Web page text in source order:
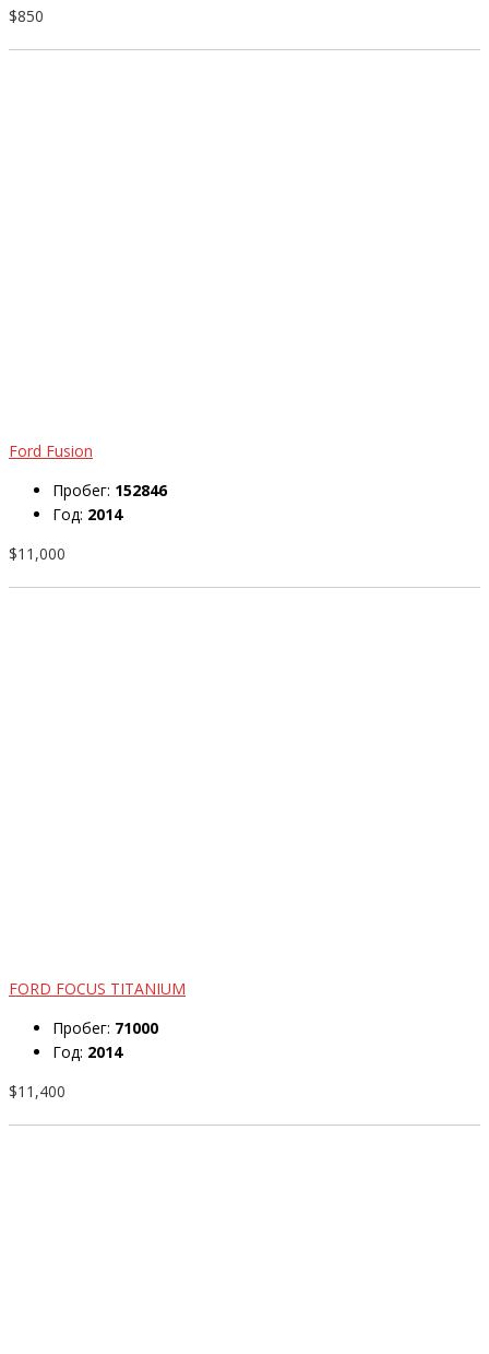
$850
Ford Fusion
Пробег: 152846
Год: 2014
$11,000
FORD FOCUS TITANIUM
Пробег: 71000
Год: 2014
$11,400